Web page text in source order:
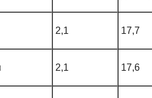
2,1 17,7
2,1 17,6